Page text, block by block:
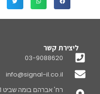
ליצירת קשר
03-9088620
info@signal-il.co.il